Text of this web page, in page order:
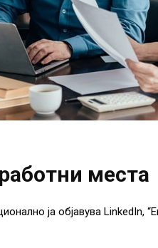
места
ја објавува LinkedIn,